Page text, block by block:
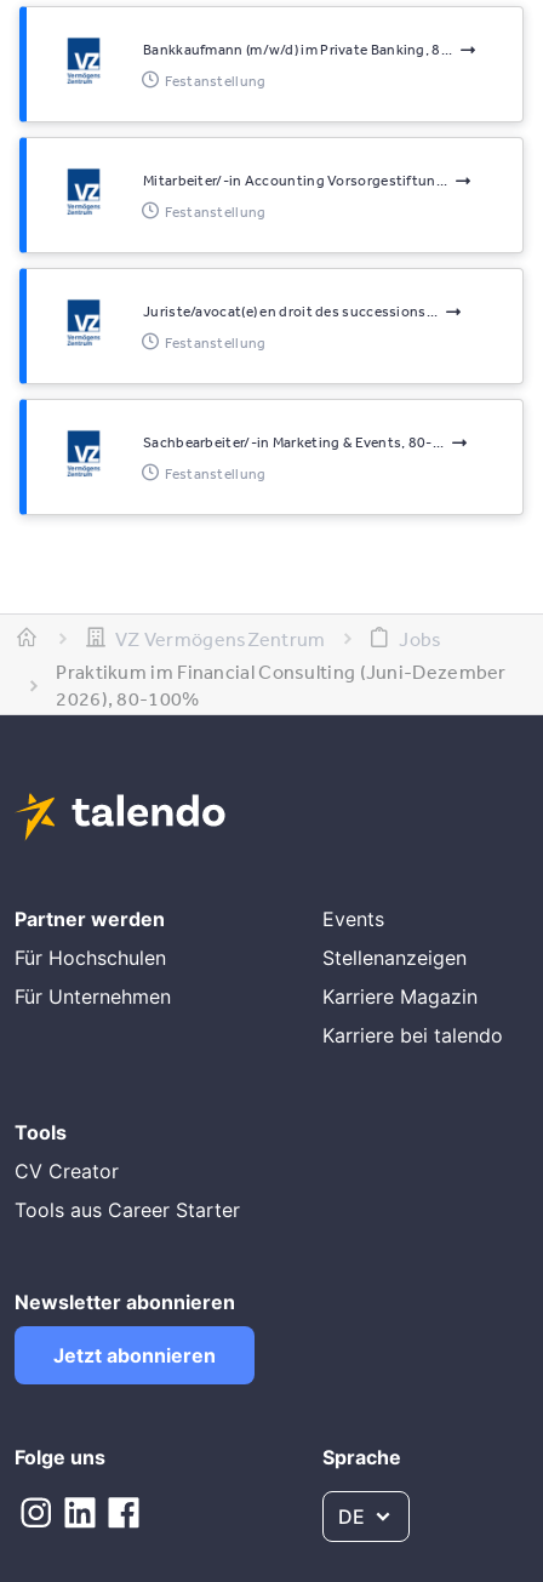
Bankkaufmann (m/w/d) im Private Banking, 8...
Festanstellung
Mitarbeiter/-in Accounting Vorsorgestiftun...
Festanstellung
Juriste/avocat(e) en droit des successions...
Festanstellung
Sachbearbeiter/-in Marketing & Events, 80-...
Festanstellung
VZ VermögensZentrum
Jobs
Praktikum im Financial Consulting (Juni-Dezember
2026), 80-100%
Partner werden
Für Hochschulen
Für Unternehmen
Events
Stellenanzeigen
Karriere Magazin
Karriere bei talendo
Tools
CV Creator
Tools aus Career Starter
Newsletter abonnieren
Jetzt abonnieren
Folge uns Sprache
DE